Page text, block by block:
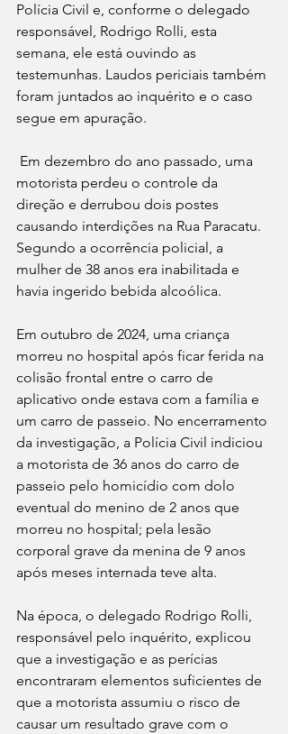
Polícia Civil e, conforme o delegado
responsável, Rodrigo Rolli, esta
semana, ele está ouvindo as
testemunhas. Laudos periciais também
foram juntados ao inquérito e o caso
segue em apuração.
Em dezembro do ano passado, uma
motorista perdeu o controle da
direção e derrubou dois postes
causando interdições na Rua Paracatu.
Segundo a ocorrência policial, a
mulher de 38 anos era inabilitada e
havia ingerido bebida alcoólica.
Em outubro de 2024, uma criança
morreu no hospital após ficar ferida na
colisão frontal entre o carro de
aplicativo onde estava com a família e
um carro de passeio. No encerramento
da investigação, a Polícia Civil indiciou
a motorista de 36 anos do carro de
passeio pelo homicídio com dolo
eventual do menino de 2 anos que
morreu no hospital; pela lesão
corporal grave da menina de 9 anos
após meses internada teve alta.
Na época, o delegado Rodrigo Rolli,
responsável pelo inquérito, explicou
que a investigação e as perícias
encontraram elementos suficientes de
que a motorista assumiu o risco de
causar um resultado grave com o